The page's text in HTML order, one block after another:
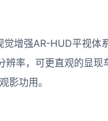
增强AR-HUD平视体
率，可更直观的显现
影功用。